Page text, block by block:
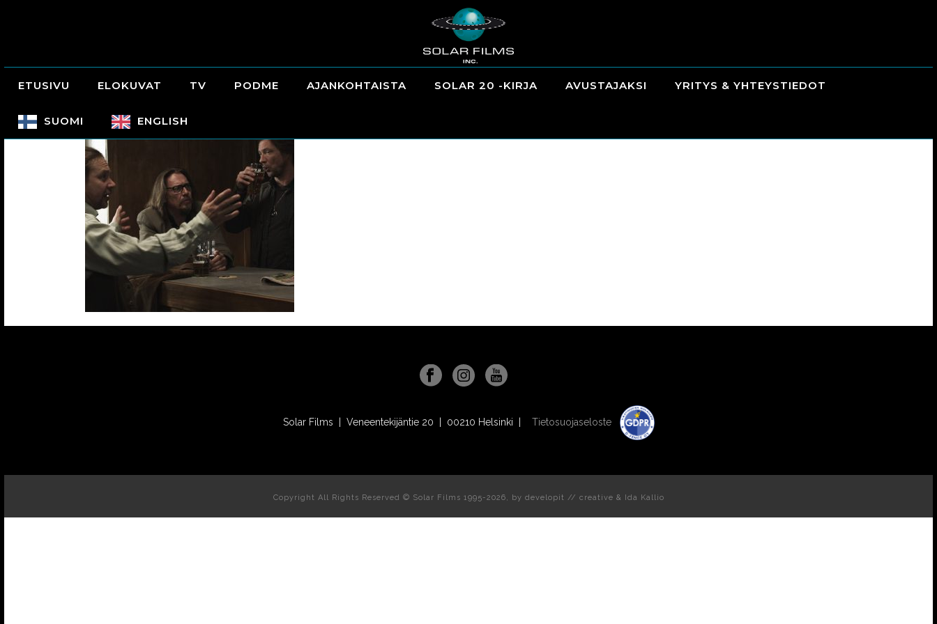
ETUSIVU ELOKUVAT TV PODME AJANKOHTAISTA SOLAR 20 -KIRJA AVUSTAJAKSI YRITYS & YHTEYSTIEDOT
SUOMI ENGLISH
Solar Films | Veneentekijäntie 20 | 00210 Helsinki | Tietosuojaseloste
Copyright All Rights Reserved © Solar Films 1995-2026, by developit // creative & Ida Kallio